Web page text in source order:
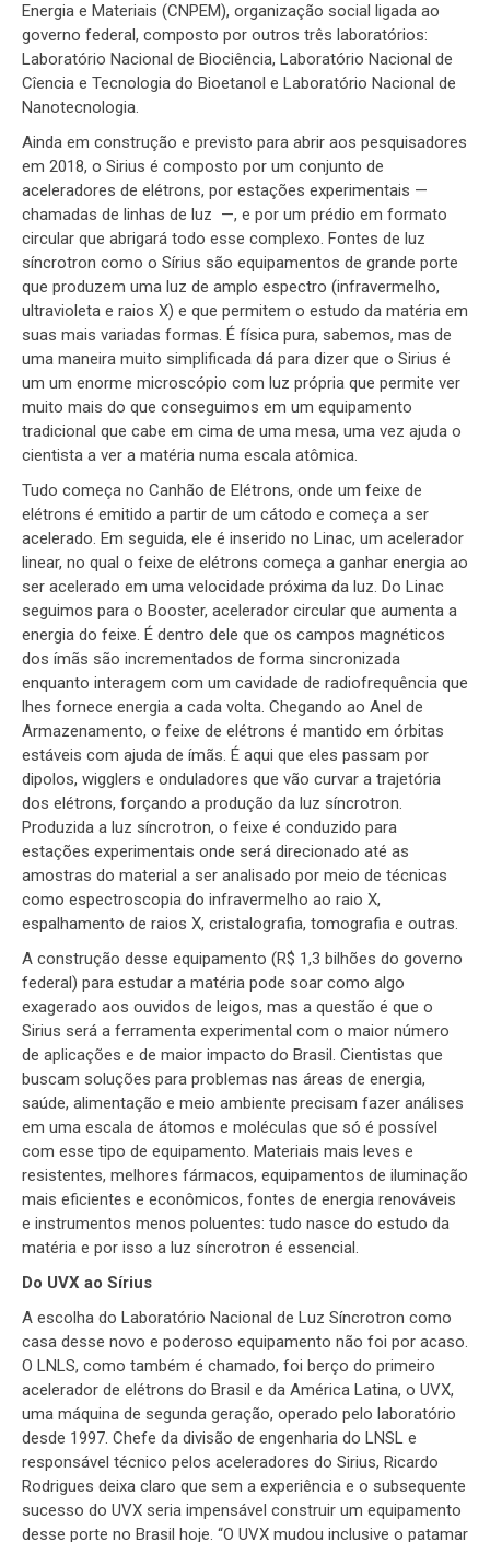
Energia e Materiais (CNPEM), organização social ligada ao
governo federal, composto por outros três laboratórios:
Laboratório Nacional de Biociência, Laboratório Nacional de
Cîencia e Tecnologia do Bioetanol e Laboratório Nacional de
Nanotecnologia.
Ainda em construção e previsto para abrir aos pesquisadores
em 2018, o Sirius é composto por um conjunto de
aceleradores de elétrons, por estações experimentais —
chamadas de linhas de luz —, e por um prédio em formato
circular que abrigará todo esse complexo. Fontes de luz
síncrotron como o Sírius são equipamentos de grande porte
que produzem uma luz de amplo espectro (infravermelho,
ultravioleta e raios X) e que permitem o estudo da matéria em
suas mais variadas formas. É física pura, sabemos, mas de
uma maneira muito simplificada dá para dizer que o Sirius é
um um enorme microscópio com luz própria que permite ver
muito mais do que conseguimos em um equipamento
tradicional que cabe em cima de uma mesa, uma vez ajuda o
cientista a ver a matéria numa escala atômica.
Tudo começa no Canhão de Elétrons, onde um feixe de
elétrons é emitido a partir de um cátodo e começa a ser
acelerado. Em seguida, ele é inserido no Linac, um acelerador
linear, no qual o feixe de elétrons começa a ganhar energia ao
ser acelerado em uma velocidade próxima da luz. Do Linac
seguimos para o Booster, acelerador circular que aumenta a
energia do feixe. É dentro dele que os campos magnéticos
dos ímãs são incrementados de forma sincronizada
enquanto interagem com um cavidade de radiofrequência que
lhes fornece energia a cada volta. Chegando ao Anel de
Armazenamento, o feixe de elétrons é mantido em órbitas
estáveis com ajuda de ímãs. É aqui que eles passam por
dipolos, wigglers e onduladores que vão curvar a trajetória
dos elétrons, forçando a produção da luz síncrotron.
Produzida a luz síncrotron, o feixe é conduzido para
estações experimentais onde será direcionado até as
amostras do material a ser analisado por meio de técnicas
como espectroscopia do infravermelho ao raio X,
espalhamento de raios X, cristalografia, tomografia e outras.
A construção desse equipamento (R$ 1,3 bilhões do governo
federal) para estudar a matéria pode soar como algo
exagerado aos ouvidos de leigos, mas a questão é que o
Sirius será a ferramenta experimental com o maior número
de aplicações e de maior impacto do Brasil. Cientistas que
buscam soluções para problemas nas áreas de energia,
saúde, alimentação e meio ambiente precisam fazer análises
em uma escala de átomos e moléculas que só é possível
com esse tipo de equipamento. Materiais mais leves e
resistentes, melhores fármacos, equipamentos de iluminação
mais eficientes e econômicos, fontes de energia renováveis
e instrumentos menos poluentes: tudo nasce do estudo da
matéria e por isso a luz síncrotron é essencial.
Do UVX ao Sírius
A escolha do Laboratório Nacional de Luz Síncrotron como
casa desse novo e poderoso equipamento não foi por acaso.
O LNLS, como também é chamado, foi berço do primeiro
acelerador de elétrons do Brasil e da América Latina, o UVX,
uma máquina de segunda geração, operado pelo laboratório
desde 1997. Chefe da divisão de engenharia do LNSL e
responsável técnico pelos aceleradores do Sirius, Ricardo
Rodrigues deixa claro que sem a experiência e o subsequente
sucesso do UVX seria impensável construir um equipamento
desse porte no Brasil hoje. “O UVX mudou inclusive o patamar